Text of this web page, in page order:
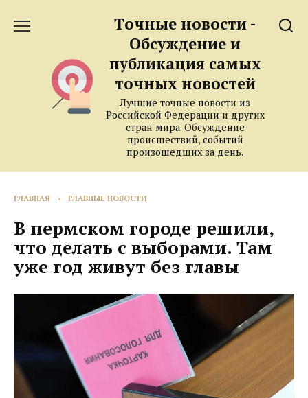
Точные новости -
Обсуждение и
публикация самых
точных новостей
Лучшие точные новости из
Российской Федерации и других
стран мира. Обсуждение
происшествий, событий
произошедших за день.
ГЛАВНАЯ » ГЛАВНЫЕ НОВОСТИ
В пермском городе решили,
что делать с выборами. Там
уже год живут без главы